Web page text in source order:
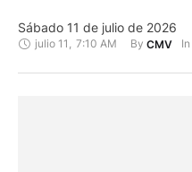
Sábado 11 de julio de 2026
julio 11 , 7:10 AM By CMV In